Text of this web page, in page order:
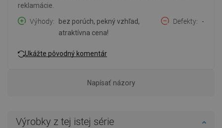
reklamácie.
Výhody
bez porúch, pekný vzhľad,
atraktívna cena!
Defekty -
Ukážte pôvodný komentár
Napísať názory
Výrobky z tej istej série